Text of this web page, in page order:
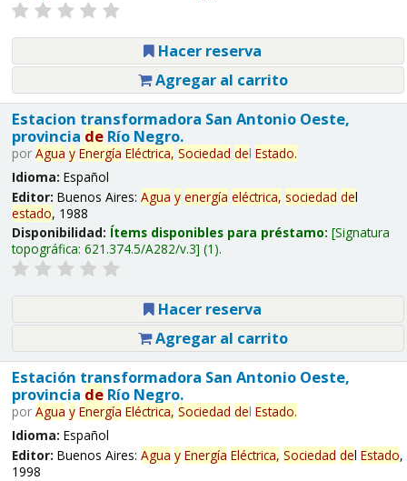
Hacer reserva
Agregar al carrito
Estacion transformadora San Antonio Oeste,
provincia deRío Negro.
por Agua y Energía Eléctrica, Sociedad del Estado.
Idioma: Español
Editor: Buenos Aires: Agua y energía eléctrica, sociedad del
estado, 1988
Disponibilidad: Ítems disponibles para préstamo: Signatura
topográfica: 621.374.5/A282/v.3 (1).
Hacer reserva
Agregar al carrito
Estación transformadora San Antonio Oeste,
provincia deRío Negro.
por Agua y Energía Eléctrica, Sociedad del Estado.
Idioma: Español
Editor: Buenos Aires: Agua y Energía Eléctrica, Sociedad del Estado,
1998